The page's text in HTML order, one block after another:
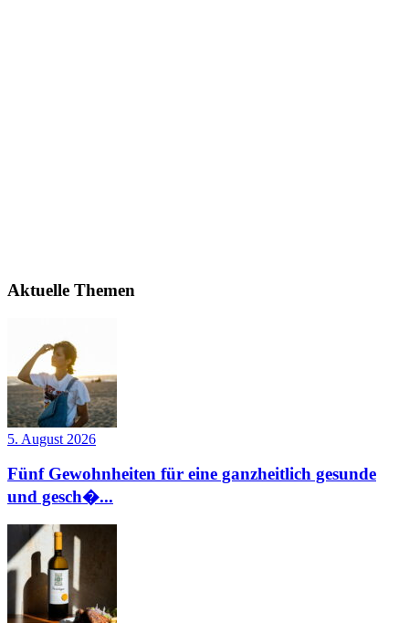
Aktuelle Themen
5. August 2026
Fünf Gewohnheiten für eine ganzheitlich gesunde
und gesch�...